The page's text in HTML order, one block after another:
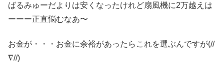
ばるみゅーだよりは安くなったけれど扇風機に2万越えは
ーーー正直悩むなあ〜
お金が・・・お金に余裕があったらこれを選ぶんですが(//
∇//)